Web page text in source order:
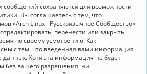
сообщений сохраняются для возможности
Вы соглашаетесь с тем, что
«Arch Linux - Русскоязычное Сообщество»
перенести или закрыть
по своему усмотрению. Как
с тем, что введённая вами информация
данных. Хотя эта информация не будет
без вашего разрешения, ни